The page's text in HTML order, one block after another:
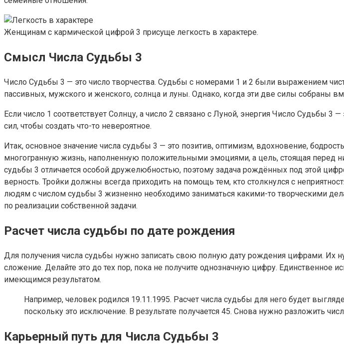
Женщинам с кармической цифрой 3 присуще легкость в характере.
Смысл Числа Судьбы 3
Число Судьбы 3 — это число творчества. Судьбы с номерами 1 и 2 были выражением
пассивных, мужского и женского, солнца и луны. Однако, когда эти две силы собраны
Если число 1 соответствует Солнцу, а число 2 связано с Луной, энергия Число Судьбы
сил, чтобы создать что-то невероятное.
Итак, основное значение числа судьбы 3 — это позитив, оптимизм, вдохновение,
многогранную жизнь, наполненную положительными эмоциями, а цель, стоящая перед
судьбы 3 отличается особой дружелюбностью, поэтому задача рождённых под этой
верность. Тройки должны всегда приходить на помощь тем, кто столкнулся с
людям с числом судьбы 3 жизненно необходимо заниматься какими-то творческими
по реализации собственной задачи.
Расчет числа судьбы по дате рождения
Для получения числа судьбы нужно записать свою полную дату рождения цифрами. Их
сложение. Делайте это до тех пор, пока не получите однозначную цифру.
имеющимся результатом.
Например, человек родился 19.11.1995. Расчет числа судьбы для него будет
поскольку это исключение. В результате получается 45. Снова нужно разложить
Карьерный путь для Числа Судьбы 3